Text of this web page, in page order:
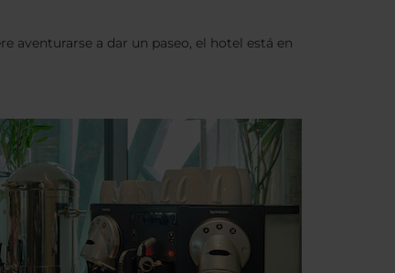
aventurarse a dar un paseo, el hotel está en